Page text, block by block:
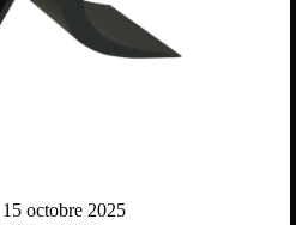
15 octobre 2025